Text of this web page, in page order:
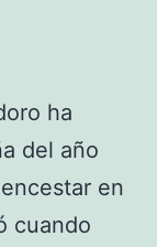
ha
del año
en
cuando